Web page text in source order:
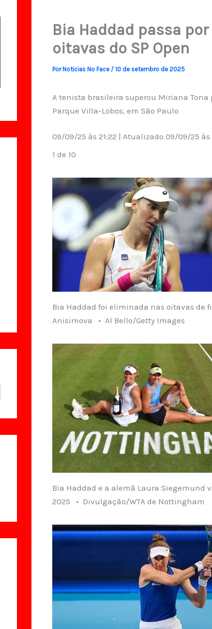
Bia Haddad passa
oitavas do SP Open
PorNoticias No Face / 10 de setembro de 2025
A tenista brasileira superou Miriana
Parque Villa-Lobos, em São Paulo
09/09/25 às 21:22 | Atualizado 09/09/25 às
1 de 10
Bia Haddad foi eliminada nas oitavas de
Anisimova • Al Bello/Getty Images
Bia Haddad e a alemã Laura Siegemund
2025 • Divulgação/WTA de Nottingham